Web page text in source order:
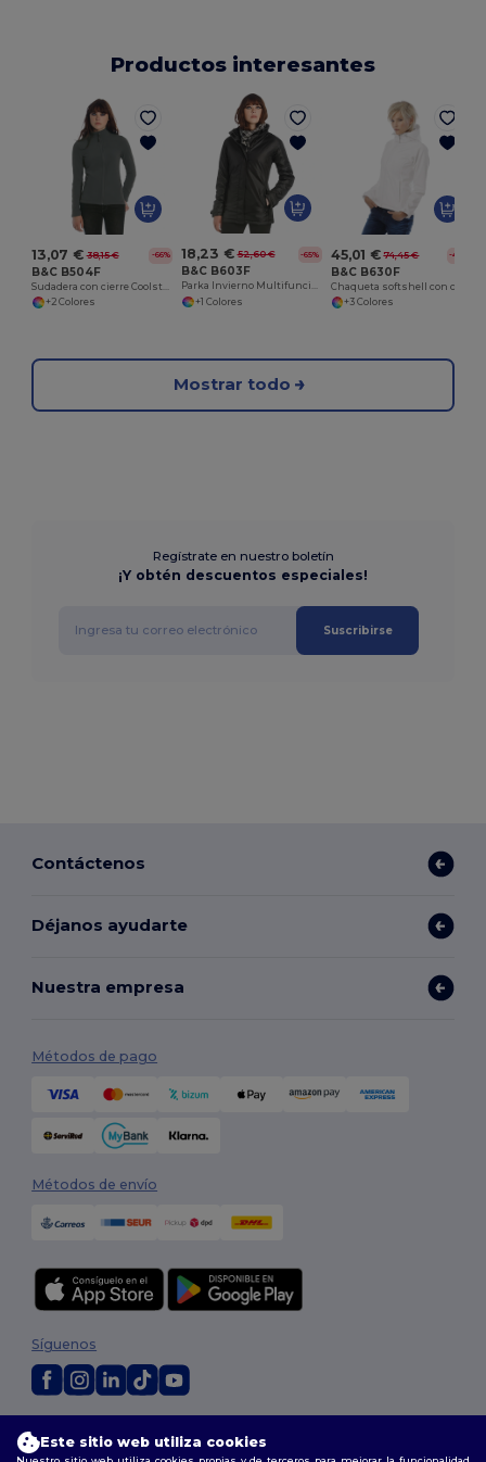
Productos interesantes
13,07 € 38,15 € -66%
B&C B504F
+2 Colores
18,23 € 52,60 € -65%
B&C B603F
Parka Invierno Multifuncional Confort
+1 Colores
45,01 € 74,45 € -40%
B&C B630F
+3 Colores
Mostrar todo
Regístrate en nuestro boletín
¡Y obtén descuentos especiales!
Suscribirse
Contáctenos
Déjanos ayudarte
Nuestra empresa
Métodos de pago
Métodos de envío
Términos y Condiciones|Política de personalización
Síguenos
Este sitio web utiliza cookies